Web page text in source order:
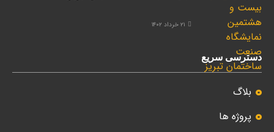
۲۱ خرداد ۱۴۰۲
دسترسی سریع
بلاگ
پروژه ها